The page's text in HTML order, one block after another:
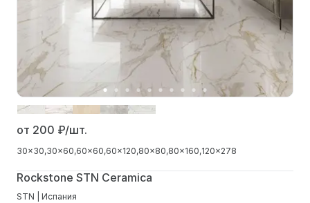
от 200 ₽/шт.
30x30 30x60 60x60 60x120 80x80 80x160 120x278
Rockstone STN Ceramica
STN | Испания